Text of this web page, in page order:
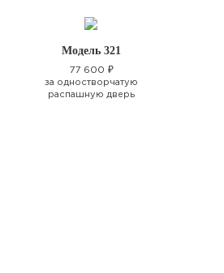
Модель 321
77 600 ₽
за одностворчатую
распашную дверь